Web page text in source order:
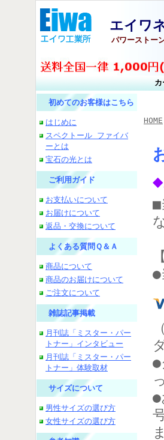
エイワ
パワーストーン
カ
初めてのお客様はこちら
はじめに
スペクトール ファイバ
ーとは
宝石の光とは
ご利用ガイド
お支払いについて
お届けについて
返品・交換について
よくある質問Ｑ＆Ａ
商品について
商品のお届けについて
ご注文について
雑誌記事掲載
月刊誌「ミスター・パー
トナー」インタビュー
月刊誌「ミスター・パー
トナー」体験取材
サイズについて
男性サイズの選び方
女性サイズの選び方
HOME
■
●
●
●